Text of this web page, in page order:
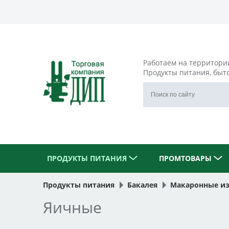
Работаем на
Продукты питания,
ПРОДУКТЫ ПИТАНИЯ ПРОМТОВАРЫ
Продукты питания Бакалея Макаронные
Яичные